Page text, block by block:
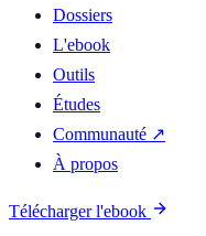
Dossiers
L'ebook
Outils
Études
Communauté ↗
À propos
Télécharger l'ebook